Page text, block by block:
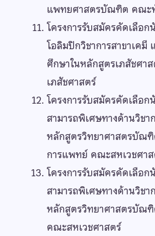
แพทยศาสตรบัณฑิต คณ
โครงการรับสมัครคัดเลือก
โอลิมปิกวิชาการสาขาเคมี
ศึกษาในหลักสูตรเภสัชศ
เภสัชศาสตร์
โครงการรับสมัครคัดเลือ
สามารถพิเศษทางด้านวิชา
หลักสูตรวิทยาศาสตรบัณฑิ
การแพทย์ คณะสหเวชศา
โครงการรับสมัครคัดเลือ
สามารถพิเศษทางด้านวิชา
หลักสูตรวิทยาศาสตรบัณฑิ
คณะสหเวชศาสตร์